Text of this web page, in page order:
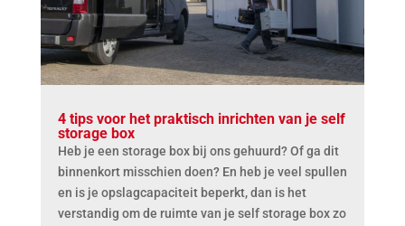
4 tips voor het praktisch inrichten van je self
storage box
Heb je een storage box bij ons gehuurd? Of ga dit
binnenkort misschien doen? En heb je veel spullen
en is je opslagcapaciteit beperkt, dan is het
verstandig om de ruimte van je self storage box zo